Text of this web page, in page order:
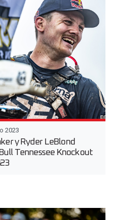
2023
y Ryder LeBlond
Tennessee Knockout